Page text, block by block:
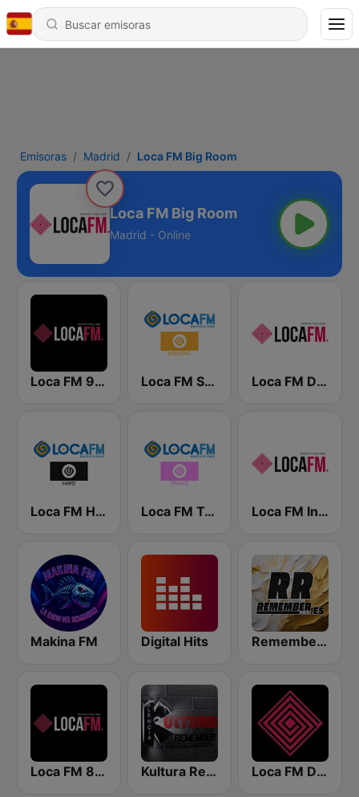
Emisoras Madrid Loca FM Big Room
Loca FM Big Room
Madrid - Online
Loca FM 90's Loca FM Sessions Loca FM Drum&Bass
Loca FM Hard Loca FM Trance Loca FM Industrial
Makina FM Digital Hits Remember FM
Loca FM 80's Kultura Remember FM Valencia Loca FM Deep House